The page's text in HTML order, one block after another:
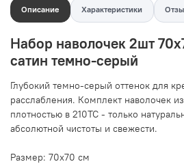
Описание Характеристики
Набор наволочек 2шт
сатин темно-серый
Глубокий темно-серый оттенок для
расслабления. Комплект наволочек
плотностью в 210ТС - только
абсолютной чистоты и свежести.
Размер: 70х70 см